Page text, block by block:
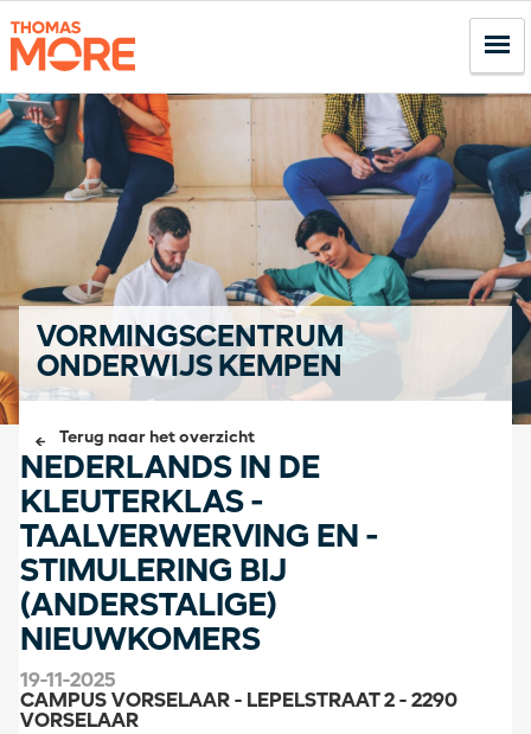
VORMINGSCENTRUM
ONDERWIJS KEMPEN
Terug naar het overzicht
NEDERLANDS IN DE
KLEUTERKLAS -
TAALVERWERVING EN -
STIMULERING BIJ
(ANDERSTALIGE)
NIEUWKOMERS
19-11-2025
CAMPUS VORSELAAR - LEPELSTRAAT 2 - 2290
VORSELAAR